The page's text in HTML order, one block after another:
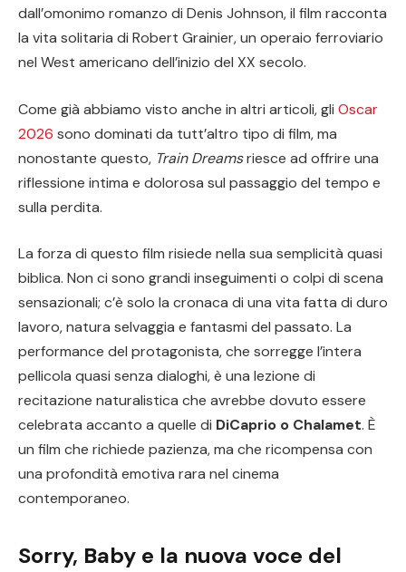
dall’omonimo romanzo di Denis Johnson, il film racconta
la vita solitaria di Robert Grainier, un operaio ferroviario
nel West americano dell’inizio del XX secolo.
Come già abbiamo visto anche in altri articoli, gli Oscar
2026 sono dominati da tutt’altro tipo di film, ma
nonostante questo, Train Dreamsriesce ad offrire una
riflessione intima e dolorosa sul passaggio del tempo e
sulla perdita.
La forza di questo film risiede nella sua semplicità quasi
biblica. Non ci sono grandi inseguimenti o colpi di scena
sensazionali; c’è solo la cronaca di una vita fatta di duro
lavoro, natura selvaggia e fantasmi del passato. La
performance del protagonista, che sorregge l’intera
pellicola quasi senza dialoghi, è una lezione di
recitazione naturalistica che avrebbe dovuto essere
celebrata accanto a quelle di DiCaprio o Chalamet. È
un film che richiede pazienza, ma che ricompensa con
una profondità emotiva rara nel cinema
contemporaneo.
Sorry, Baby e la nuova voce del